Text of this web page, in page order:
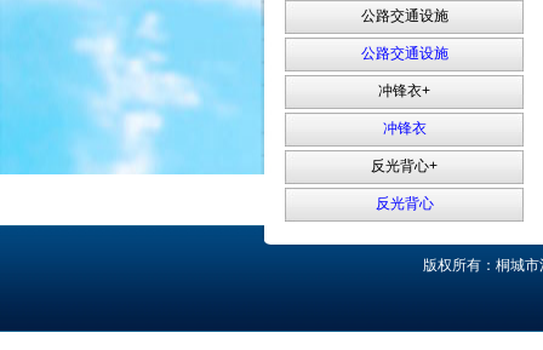
公路交通设施
公路交通设施
冲锋衣+
冲锋衣
反光背心+
反光背心
版权所有：桐城